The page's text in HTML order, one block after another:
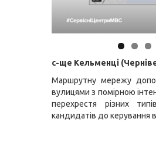
с-ще Кельменці
Маршрутну мережу
вулицями з помірною
перехрестя різних
кандидатів до керування